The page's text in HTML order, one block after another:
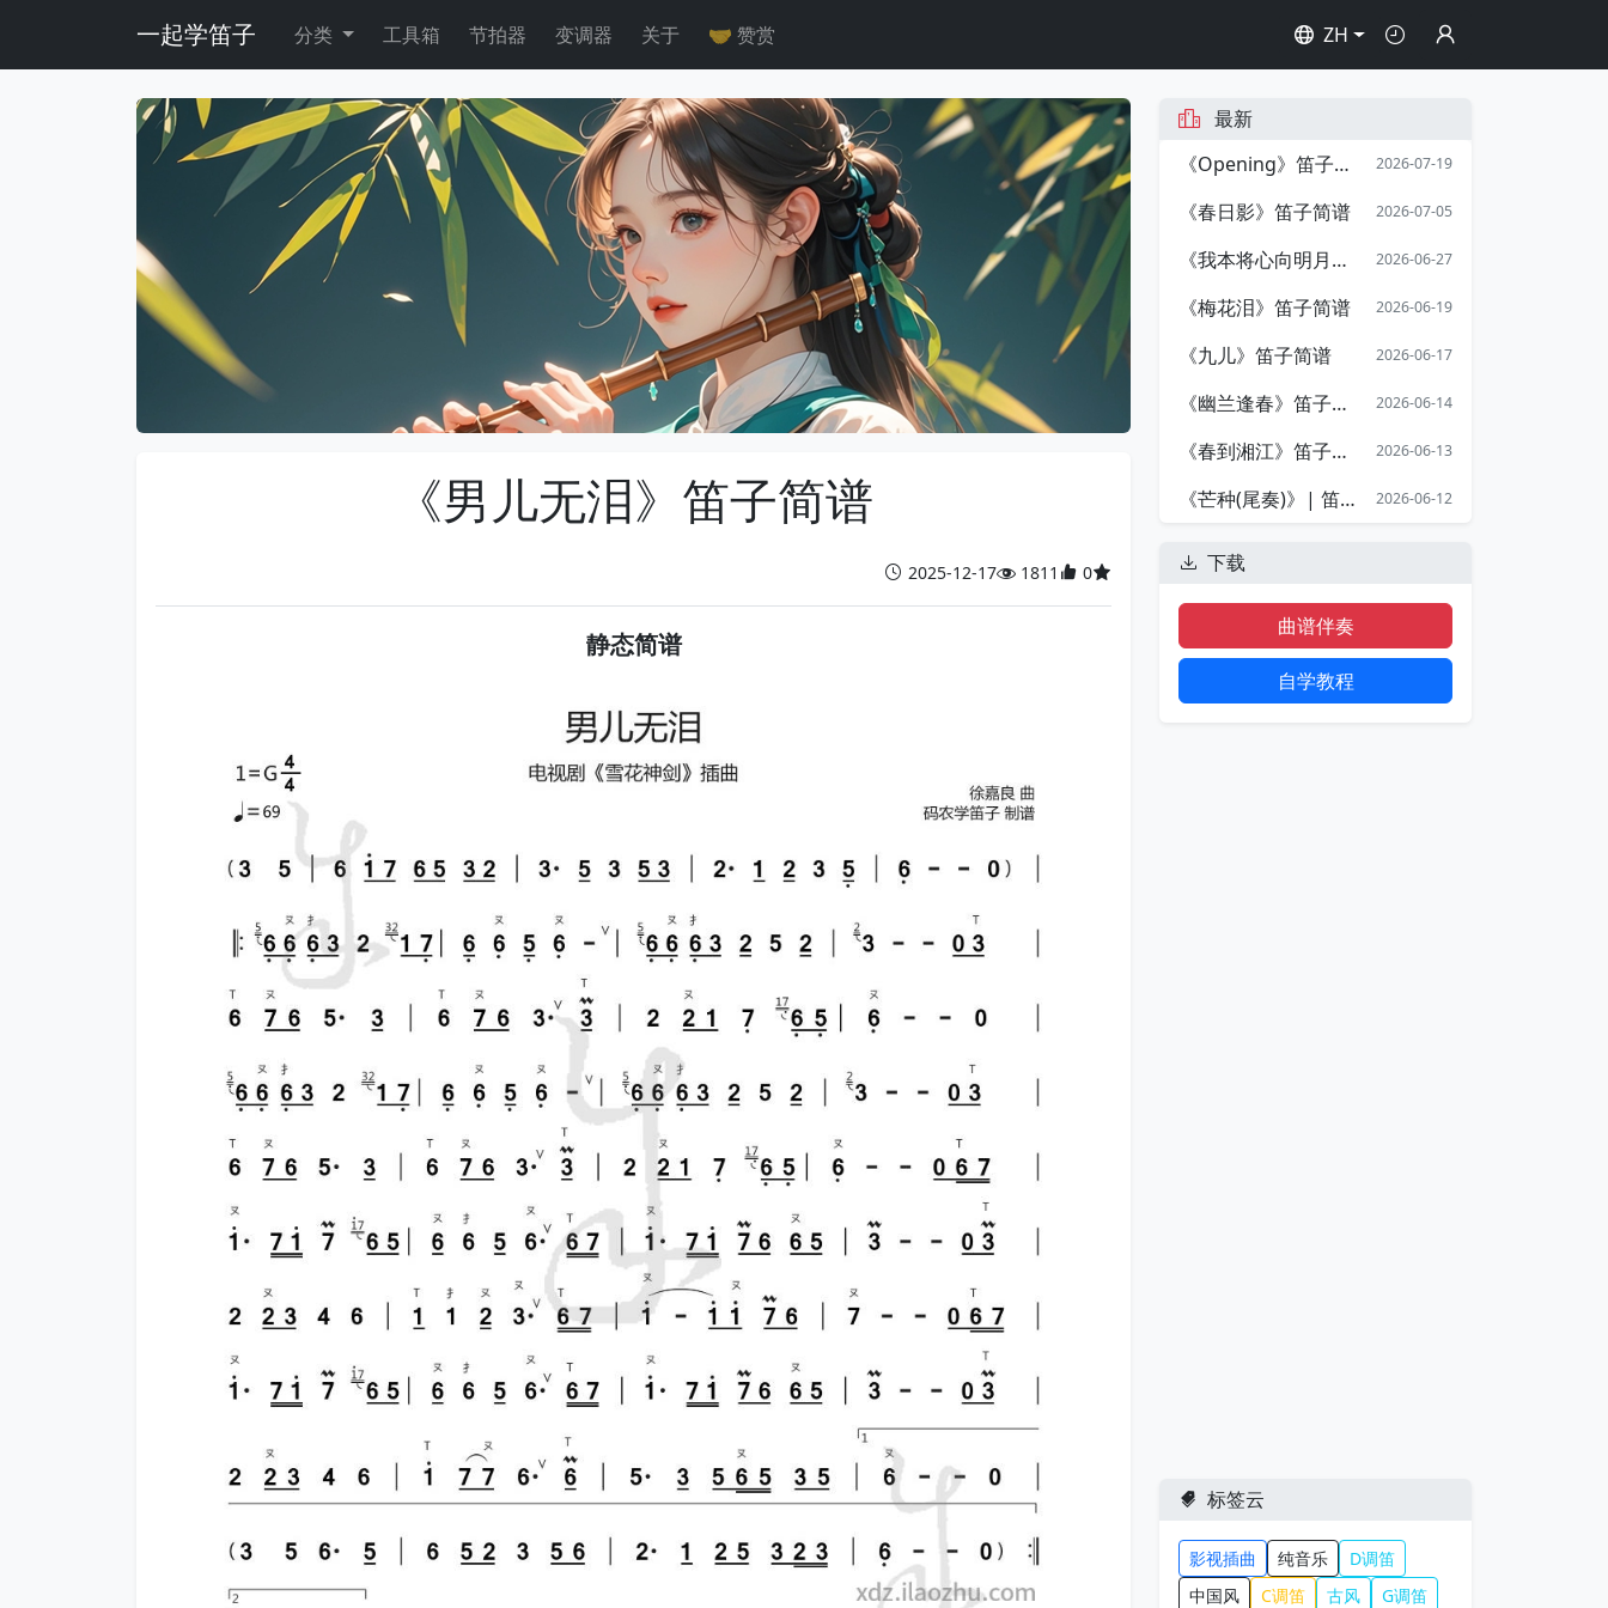
一起学笛子 分类 工具箱 节拍器 变调器 关于 🤝 赞赏 ZH
《男儿无泪》笛子简谱
2025-12-17 1811 0
静态简谱
最新
《Opening》笛子简谱 | 周星驰电影《少林足球》开篇序曲
2026-07-19
《春日影》笛子简谱 2026-07-05
《我本将心向明月》笛子简谱 2026-06-27
《梅花泪》笛子简谱 2026-06-19
《九儿》笛子简谱 2026-06-17
《幽兰逢春》笛子简谱 2026-06-14
《春到湘江》笛子简谱 2026-06-13
《芒种(尾奏)》| 笛子简谱 2026-06-12
下载
曲谱伴奏
自学教程
标签云
影视插曲 纯音乐
D调笛
中国风
C调笛 古风 G调笛